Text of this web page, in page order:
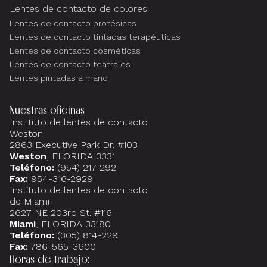
Lentes de contacto de colores:
Lentes de contacto protésicas
Lentes de contacto tintadas terapéuticas
Lentes de contacto cosméticas
Lentes de contacto teatrales
Lentes pintadas a mano
Nuestras oficinas
Instituto de lentes de contacto
Weston
2863 Executive Park Dr. #103
Weston, FLORIDA 3331
Teléfono: (954) 217-292
Fax: 954-316-2929
Instituto de lentes de contacto
de Miami
2627 NE 203rd St. #116
Miami, FLORIDA 33180
Teléfono: (305) 814-229
Fax: 786-565-3600
Horas de trabajo: